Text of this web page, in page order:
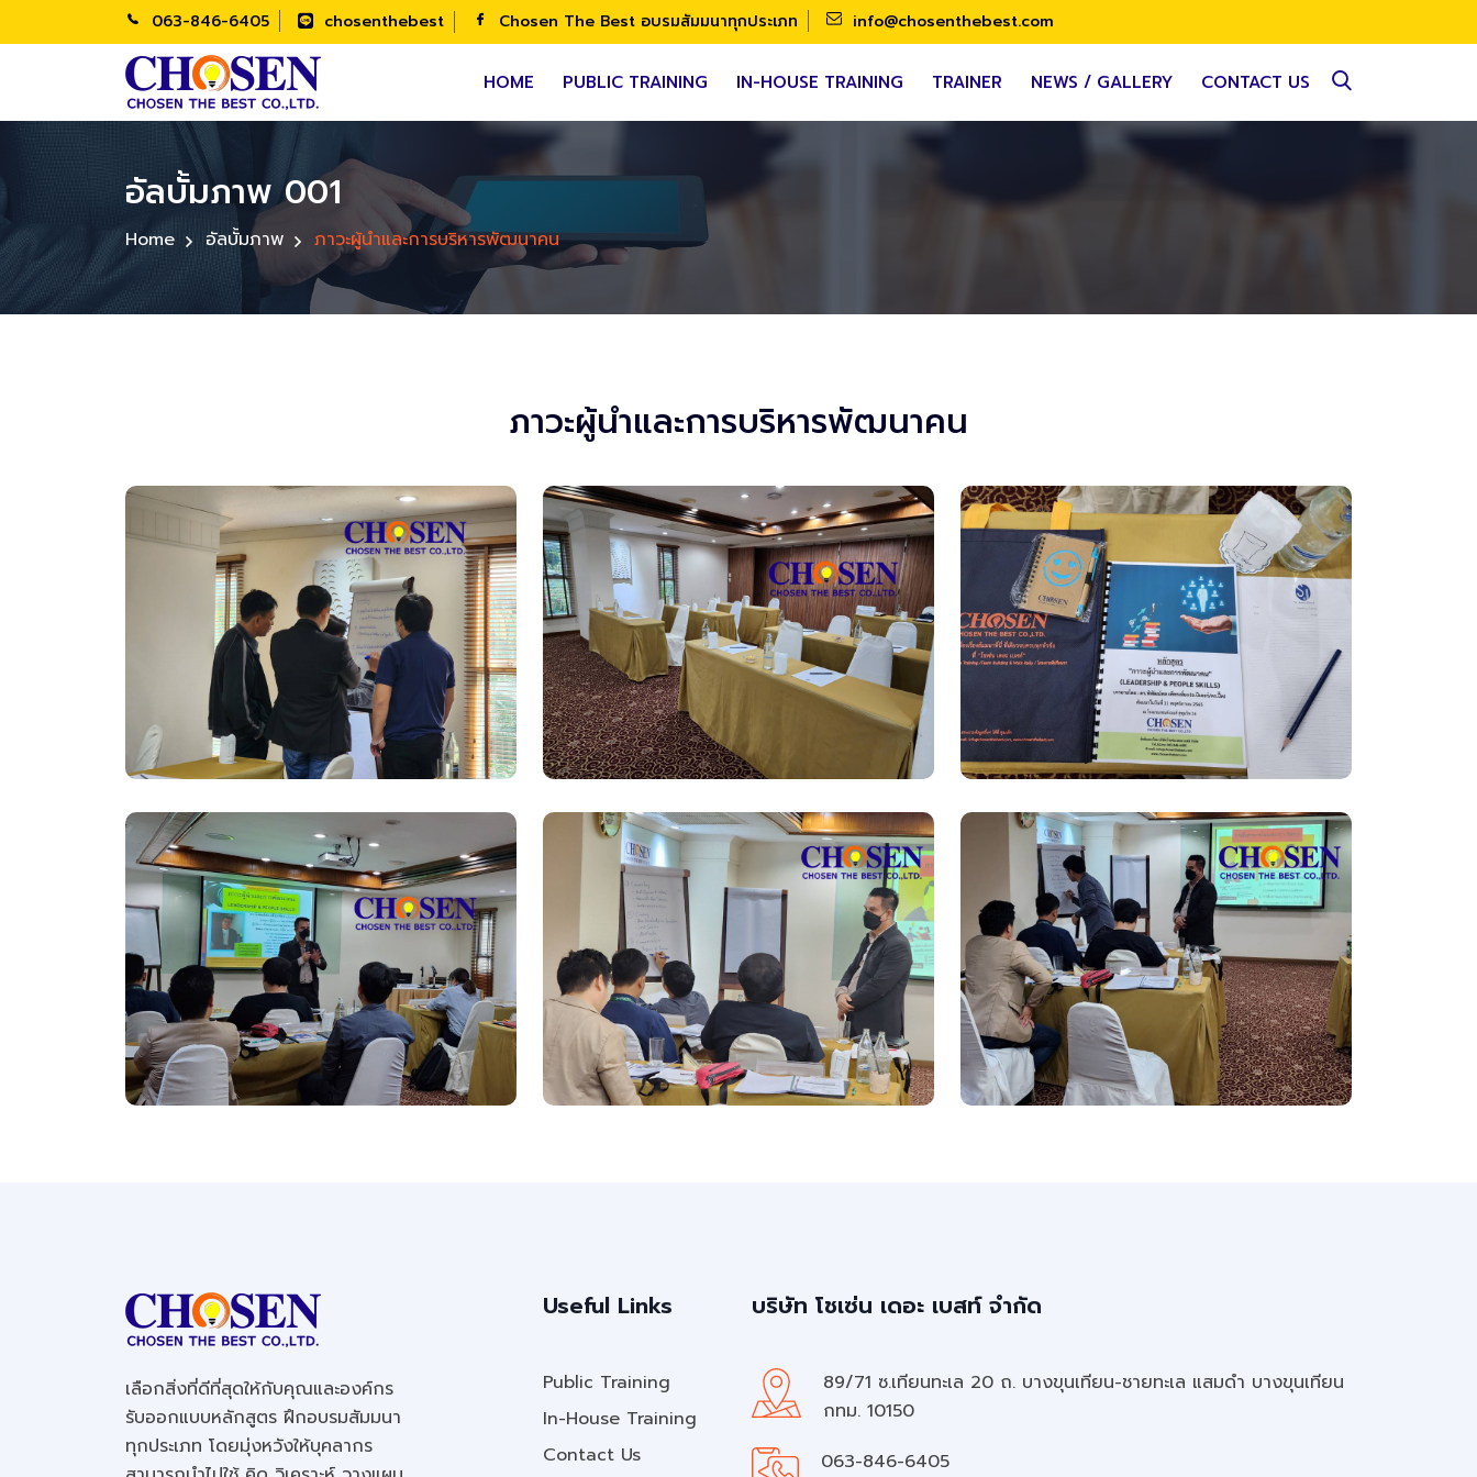
063-846-6405 chosenthebest Chosen The Best อบรมสัมมนาทุกประเภท info@chosenthebest.com
HOME PUBLIC TRAINING IN-HOUSE TRAINING TRAINER NEWS / GALLERY CONTACT US
อัลบั้มภาพ 001
Home อัลบั้มภาพ ภาวะผู้นำและการบริหารพัฒนาคน
ภาวะผู้นำและการบริหารพัฒนาคน
เลือกสิ่งที่ดีที่สุดให้กับคุณและองค์กร
รับออกแบบหลักสูตร ฝึกอบรมสัมมนา
ทุกประเภท โดยมุ่งหวังให้บุคลากร
Useful Links
Public Training
In-House Training
Contact Us
บริษัท โชเซ่น เดอะ เบสท์ จำกัด
89/71 ซ.เทียนทะเล 20 ถ. บางขุนเทียน-ชายทะเล แสมดำ บางขุนเทียน
กทม. 10150
063-846-6405